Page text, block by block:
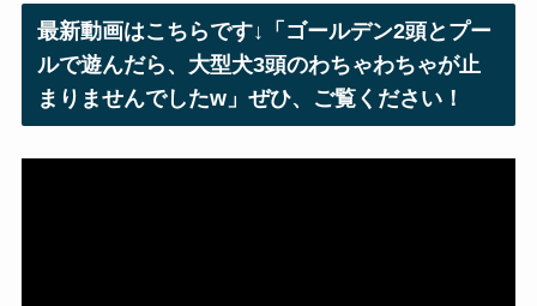
ス
最新動画はこちらです↓「ゴールデン2頭とプー
ルで遊んだら、大型犬3頭のわちゃわちゃが止
まりませんでしたw」ぜひ、ご覧ください！